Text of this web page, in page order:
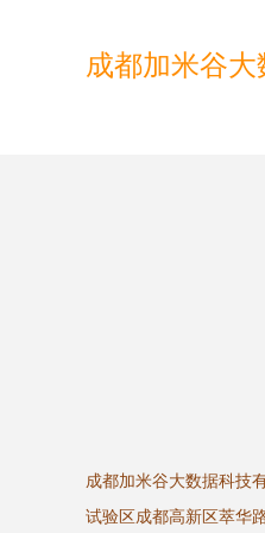
成都加米谷大
成都加米谷大数据科技
试验区成都高新区萃华